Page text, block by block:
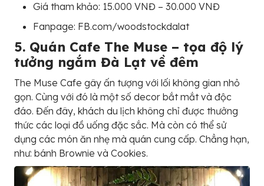
Giá tham khảo: 15.000 VNĐ – 30.000 VNĐ
Fanpage: FB.com/woodstockdalat
5. Quán Cafe The Muse – tọa độ lý
tưởng ngắm Đà Lạt về đêm
The Muse Cafe gây ấn tượng với lối không gian nhỏ
gọn. Cùng với đó là một số decor bắt mắt và độc
đáo. Đến đây, khách du lịch không chỉ được thưởng
thức các loại đồ uống đặc sắc. Mà còn có thể sử
dụng các món ăn nhẹ mà quán cung cấp. Chẳng hạn,
như: bánh Brownie và Cookies.